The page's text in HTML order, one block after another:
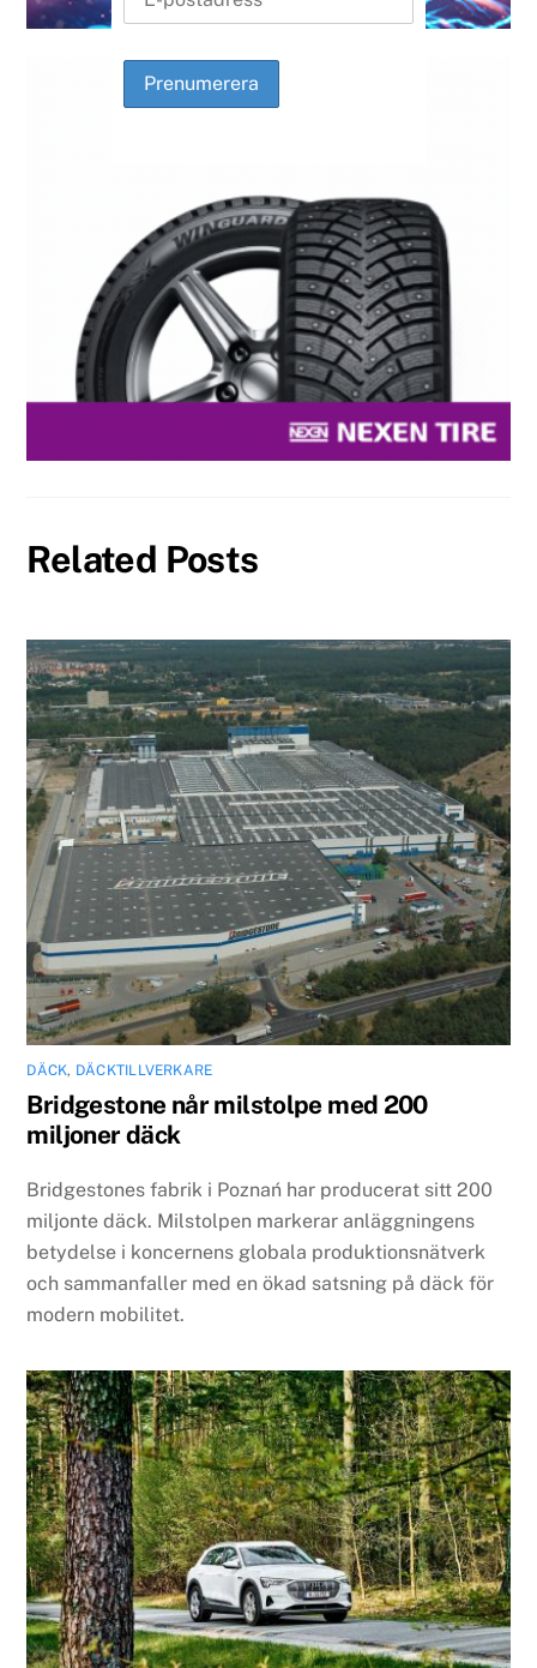
Related Posts
DÄCK, DÄCKTILLVERKARE
Bridgestone når milstolpe med 200
miljoner däck
Bridgestones fabrik i Poznań har producerat sitt 200
miljonte däck. Milstolpen markerar anläggningens
betydelse i koncernens globala produktionsnätverk
och sammanfaller med en ökad satsning på däck för
modern mobilitet.